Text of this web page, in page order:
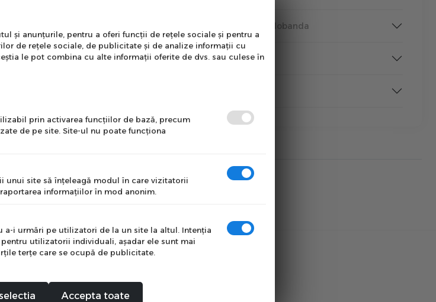
Plata produselor & Rate fara dobanda
Institutii Publice
exclusive și ultima actualizare de produse.
și anunțurile, pentru a oferi funcții de rețele sociale și pentru a
de rețele sociale, de publicitate și de analize informații cu
le pot combina cu alte informații oferite de dvs. sau culese în
prin activarea funcţiilor de bază, precum
de pe site. Site-ul nu poate funcţiona
unui site să înţeleagă modul în care vizitatorii
informaţiilor în mod anonim.
i urmări pe utilizatori de la un site la altul. Intenţia
utilizatorii individuali, aşadar ele sunt mai
terţe care se ocupă de publicitate.
Accepta toate